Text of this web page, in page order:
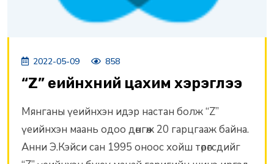
2022-05-09 858
“Z” үеийнхний цахим хэрэглээ
Мянганы үеийнхэн идэр настан болж “Z”
үеийнхэн маань одоо дөнгөж 20 гарцгааж байна.
Анни Э.Кэйси сан 1995 оноос хойш төрөгсдийг